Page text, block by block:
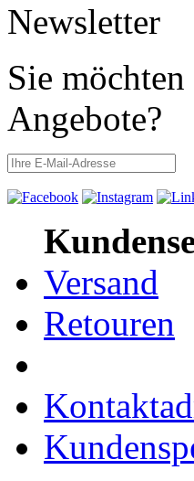
Newsletter
Sie
Angebote?
Versand
Retouren